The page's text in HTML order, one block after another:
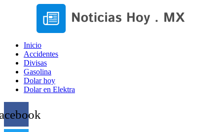
Inicio
Accidentes
Divisas
Gasolina
Dolar hoy
Dolar en Elektra